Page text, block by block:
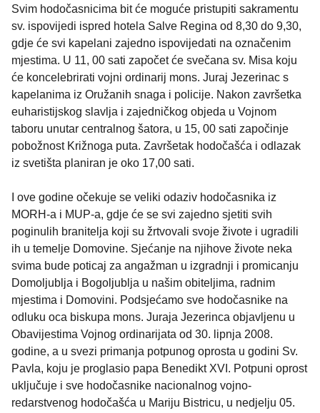
Svim hodočasnicima bit će moguće pristupiti sakramentu
sv. ispovijedi ispred hotela Salve Regina od 8,30 do 9,30,
gdje će svi kapelani zajedno ispovijedati na označenim
mjestima. U 11, 00 sati započet će svečana sv. Misa koju
će koncelebrirati vojni ordinarij mons. Juraj Jezerinac s
kapelanima iz Oružanih snaga i policije. Nakon završetka
euharistijskog slavlja i zajedničkog objeda u Vojnom
taboru unutar centralnog šatora, u 15, 00 sati započinje
pobožnost Križnoga puta. Završetak hodočašća i odlazak
iz svetišta planiran je oko 17,00 sati.
I ove godine očekuje se veliki odaziv hodočasnika iz
MORH-a i MUP-a, gdje će se svi zajedno sjetiti svih
poginulih branitelja koji su žrtvovali svoje živote i ugradili
ih u temelje Domovine. Sjećanje na njihove živote neka
svima bude poticaj za angažman u izgradnji i promicanju
Domoljublja i Bogoljublja u našim obiteljima, radnim
mjestima i Domovini. Podsjećamo sve hodočasnike na
odluku oca biskupa mons. Juraja Jezerinca objavljenu u
Obavijestima Vojnog ordinarijata od 30. lipnja 2008.
godine, a u svezi primanja potpunog oprosta u godini Sv.
Pavla, koju je proglasio papa Benedikt XVI. Potpuni oprost
uključuje i sve hodočasnike nacionalnog vojno-
redarstvenog hodočašća u Mariju Bistricu, u nedjelju 05.